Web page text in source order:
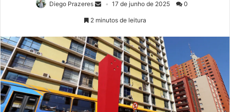
Diego Prazeres 17 de junho de 2025 0
2 minutos de leitura